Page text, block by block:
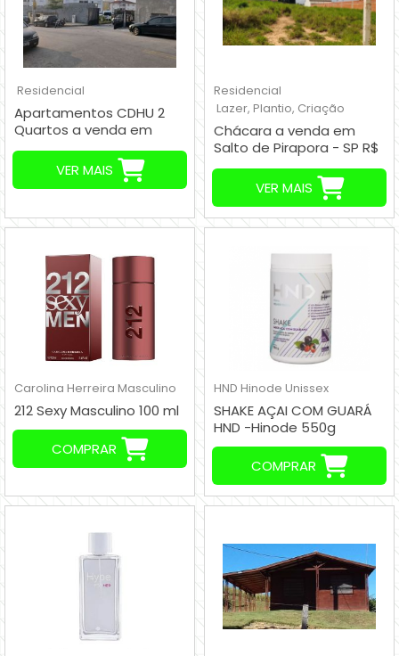
Residencial
Apartamentos CDHU 2
Quartos a venda em
Mauá SP Brasil
VER MAIS
Residencial
Lazer, Plantio, Criação
Chácara a venda em
Salto de Pirapora - SP R$
160.000,00
VER MAIS
Carolina Herreira Masculino
212 Sexy Masculino 100 ml
COMPRAR
HND Hinode Unissex
SHAKE AÇAI COM GUARÁ
HND -Hinode 550g
COMPRAR